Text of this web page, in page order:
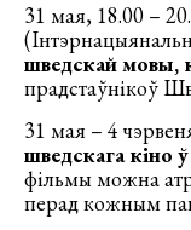
31 мая, 18.00 –
шведскай мовы,
прадстаўнікоў
31 мая – 4
шведскага кіно
фільмы можна
перад кожным